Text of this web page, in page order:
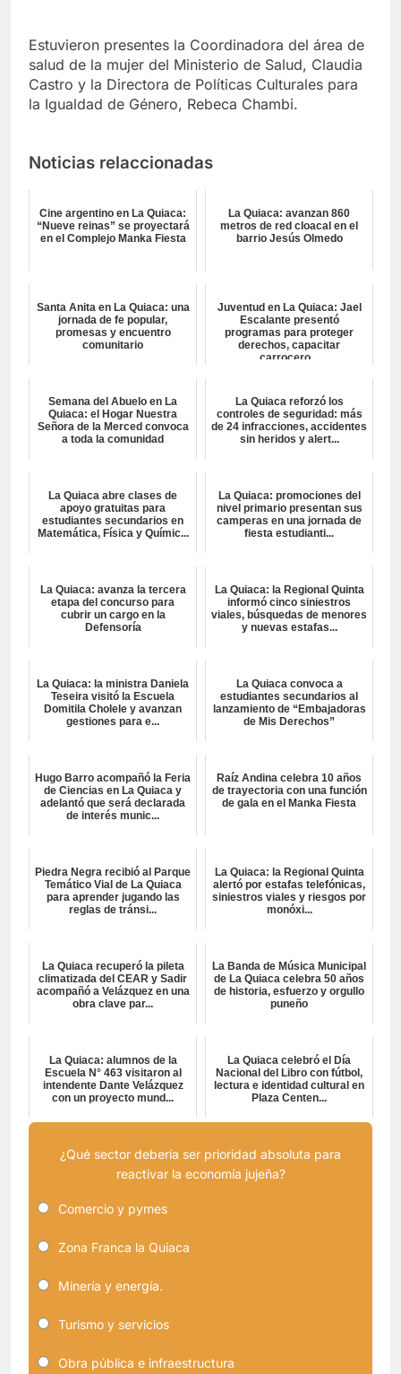
Estuvieron presentes la Coordinadora del área de
salud de la mujer del Ministerio de Salud, Claudia
Castro y la Directora de Políticas Culturales para
la Igualdad de Género, Rebeca Chambi.
Noticias relaccionadas
Cine argentino en La Quiaca:
“Nueve reinas” se proyectará
en el Complejo Manka Fiesta
La Quiaca: avanzan 860
metros de red cloacal en el
barrio Jesús Olmedo
Santa Anita en La Quiaca: una
jornada de fe popular,
promesas y encuentro
comunitario
Juventud en La Quiaca: Jael
Escalante presentó
programas para proteger
derechos, capacitar
carrocero...
Semana del Abuelo en La
Quiaca: el Hogar Nuestra
Señora de la Merced convoca
a toda la comunidad
La Quiaca reforzó los
controles de seguridad: más
de 24 infracciones, accidentes
sin heridos y alert...
La Quiaca abre clases de
apoyo gratuitas para
estudiantes secundarios en
Matemática, Física y Químic...
La Quiaca: promociones del
nivel primario presentan sus
camperas en una jornada de
fiesta estudianti...
La Quiaca: avanza la tercera
etapa del concurso para
cubrir un cargo en la
Defensoría
La Quiaca: la Regional Quinta
informó cinco siniestros
viales, búsquedas de menores
y nuevas estafas...
La Quiaca: la ministra Daniela
Teseira visitó la Escuela
Domitila Cholele y avanzan
gestiones para e...
La Quiaca convoca a
estudiantes secundarios al
lanzamiento de “Embajadoras
de Mis Derechos”
Hugo Barro acompañó la Feria
de Ciencias en La Quiaca y
adelantó que será declarada
de interés munic...
Raíz Andina celebra 10 años
de trayectoria con una función
de gala en el Manka Fiesta
Piedra Negra recibió al Parque
Temático Vial de La Quiaca
para aprender jugando las
reglas de tránsi...
La Quiaca: la Regional Quinta
alertó por estafas telefónicas,
siniestros viales y riesgos por
monóxi...
La Quiaca recuperó la pileta
climatizada del CEAR y Sadir
acompañó a Velázquez en una
obra clave par...
La Banda de Música Municipal
de La Quiaca celebra 50 años
de historia, esfuerzo y orgullo
puneño
La Quiaca: alumnos de la
Escuela N° 463 visitaron al
intendente Dante Velázquez
con un proyecto mund...
La Quiaca celebró el Día
Nacional del Libro con fútbol,
lectura e identidad cultural en
Plaza Centen...
¿Qué sector debería ser prioridad absoluta para
reactivar la economía jujeña?
Comercio y pymes
Zona Franca la Quiaca
Minería y energía.
Turismo y servicios
Obra pública e infraestructura